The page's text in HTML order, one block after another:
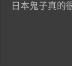
日本鬼子真的